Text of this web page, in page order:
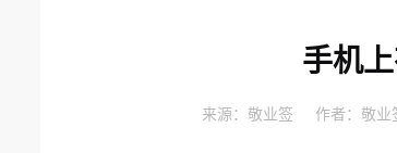
手机
来源： 敬业签 作者： 敬业